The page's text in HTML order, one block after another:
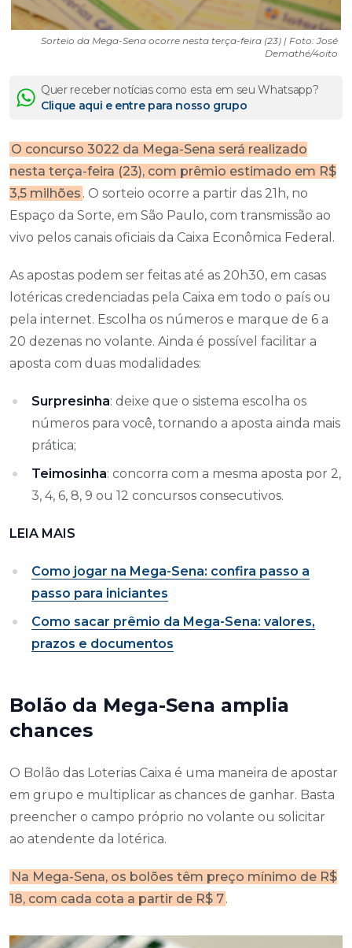
Sorteio da Mega-Sena ocorre nesta terça-feira (23) | Foto: José
Demathé/4oito
Quer receber notícias como esta em seu Whatsapp?
Clique aqui e entre para nosso grupo
O concurso 3022 da Mega-Sena será realizado
nesta terça-feira (23), com prêmio estimado em R$
3,5 milhões . O sorteio ocorre a partir das 21h, no
Espaço da Sorte, em São Paulo, com transmissão ao
vivo pelos canais oficiais da Caixa Econômica Federal.
As apostas podem ser feitas até as 20h30, em casas
lotéricas credenciadas pela Caixa em todo o país ou
pela internet. Escolha os números e marque de 6 a
20 dezenas no volante. Ainda é possível facilitar a
aposta com duas modalidades:
Surpresinha: deixe que o sistema escolha os
números para você, tornando a aposta ainda mais
prática;
Teimosinha: concorra com a mesma aposta por 2,
3, 4, 6, 8, 9 ou 12 concursos consecutivos.
LEIA MAIS
Como jogar na Mega-Sena: confira passo a
passo para iniciantes
Como sacar prêmio da Mega-Sena: valores,
prazos e documentos
Bolão da Mega-Sena amplia
chances
O Bolão das Loterias Caixa é uma maneira de apostar
em grupo e multiplicar as chances de ganhar. Basta
preencher o campo próprio no volante ou solicitar
ao atendente da lotérica.
Na Mega-Sena, os bolões têm preço mínimo de R$
18, com cada cota a partir de R$ 7.